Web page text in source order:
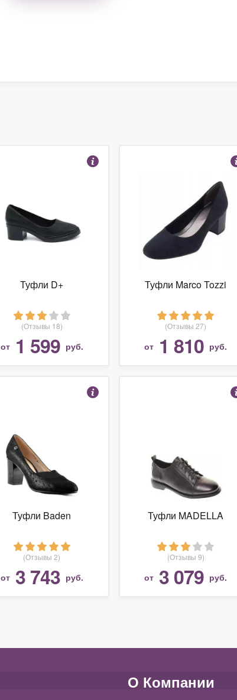
Туфли D+
(Отзывы 18)
от 1 599 руб.
Туфли Marco Tozzi
(Отзывы 27)
от 1 810 руб.
Туфли Baden
(Отзывы 2)
от 3 743 руб.
Туфли MADELLA
(Отзывы 9)
от 3 079 руб.
О Компании